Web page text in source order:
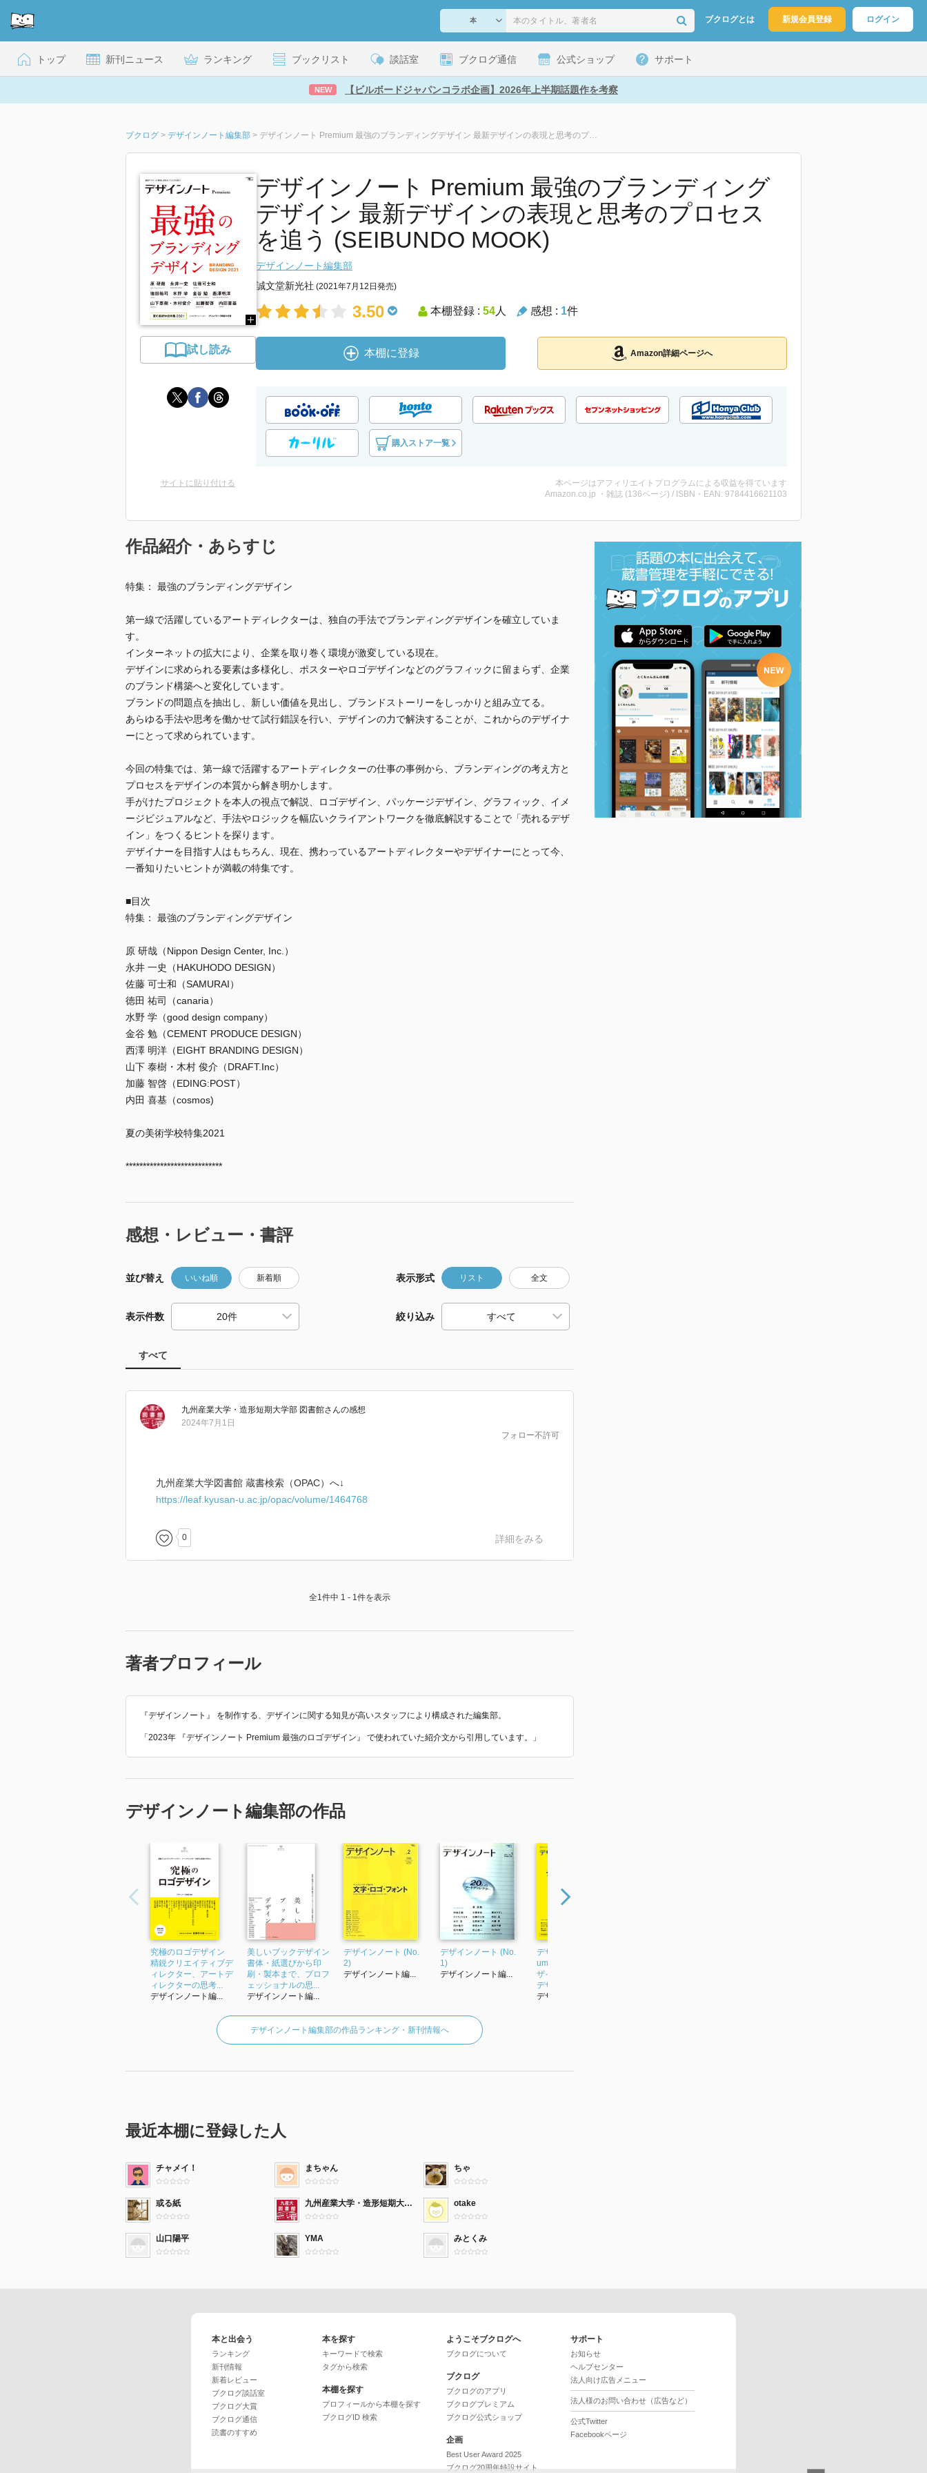
ブクログとは 新規会員登録 ログイン
トップ 新刊ニュース ランキング ブックリスト 談話室 ブクログ通信 公式ショップ サポート
NEW 【ビルボードジャパンコラボ企画】2026年上半期話題作を考察
ブクログ > デザインノート編集部 > デザインノート Premium 最強のブランディングデザイン 最新デザインの表現と思考のプロセスを追う
試し読み
デザインノート Premium 最強のブランディング
デザイン 最新デザインの表現と思考のプロセス
を追う (SEIBUNDO MOOK)
デザインノート編集部
誠文堂新光社 (2021年7月12日発売)
3.50 本棚登録 : 54人 感想 : 1件
本棚に登録 Amazon詳細ページへ
購入ストア一覧
サイトに貼り付ける
本ページはアフィリエイトプログラムによる収益を得ています
Amazon.co.jp ・雑誌 (136ページ) / ISBN・EAN: 9784416621103
作品紹介・あらすじ
特集： 最強のブランディングデザイン
第一線で活躍しているアートディレクターは、独自の手法でブランディングデザインを確立していま
す。
インターネットの拡大により、企業を取り巻く環境が激変している現在。
デザインに求められる要素は多様化し、ポスターやロゴデザインなどのグラフィックに留まらず、企業
のブランド構築へと変化しています。
ブランドの問題点を抽出し、新しい価値を見出し、ブランドストーリーをしっかりと組み立てる。
あらゆる手法や思考を働かせて試行錯誤を行い、デザインの力で解決することが、これからのデザイナ
ーにとって求められています。
今回の特集では、第一線で活躍するアートディレクターの仕事の事例から、ブランディングの考え方と
プロセスをデザインの本質から解き明かします。
手がけたプロジェクトを本人の視点で解説、ロゴデザイン、パッケージデザイン、グラフィック、イメ
ージビジュアルなど、手法やロジックを幅広いクライアントワークを徹底解説することで「売れるデザ
イン」をつくるヒントを探ります。
デザイナーを目指す人はもちろん、現在、携わっているアートディレクターやデザイナーにとって今、
一番知りたいヒントが満載の特集です。
■目次
特集： 最強のブランディングデザイン
原 研哉（Nippon Design Center, Inc.）
永井 一史（HAKUHODO DESIGN）
佐藤 可士和（SAMURAI）
徳田 祐司（canaria）
水野 学（good design company）
金谷 勉（CEMENT PRODUCE DESIGN）
西澤 明洋（EIGHT BRANDING DESIGN）
山下 泰樹・木村 俊介（DRAFT.Inc）
加藤 智啓（EDING:POST）
内田 喜基（cosmos)
夏の美術学校特集2021
****************************
感想・レビュー・書評
並び替え いいね順 新着順 表示形式 リスト 全文
表示件数 絞り込み
すべて
九州産業大学・造形短期大学部 図書館さんの感想
フォロー不許可
2024年7月1日
九州産業大学図書館 蔵書検索（OPAC）へ↓
https://leaf.kyusan-u.ac.jp/opac/volume/1464768
0 詳細をみる
全1件中 1 - 1件を表示
著者プロフィール
『デザインノート』 を制作する、デザインに関する知見が高いスタッフにより構成された編集部。
「2023年 『デザインノート Premium 最強のロゴデザイン』 で使われていた紹介文から引用しています。」
デザインノート編集部の作品
究極のロゴデザイン
精鋭クリエイティブデ
ィレクター、アートデ
ィレクターの思考...
デザインノート編...
美しいブックデザイン
書体・紙選びから印
刷・製本まで、プロフ
ェッショナルの思...
デザインノート編...
デザインノート (No.
2)
デザインノート編...
デザインノート (No.
1)
デザインノート編...
デザインノート Premi
um 今さら聞けない デ
ザインのきほん 最新
デザ...
デザインノート編...
デザインノート編集部の作品ランキング・新刊情報へ
最近本棚に登録した人
チャメイ！ まちゃん ちゃ
或る紙 九州産業大学・造形短期大学部 図書館 otake
山口陽平 YMA みとくみ
本と出会う
ランキング
新刊情報
新着レビュー
ブクログ談話室
ブクログ大賞
ブクログ通信
読書のすすめ
本を探す
キーワードで検索
タグから検索
本棚を探す
プロフィールから本棚を探す
ブクログID 検索
ようこそブクログへ
ブクログについて
ブクログ
ブクログのアプリ
ブクログプレミアム
ブクログ公式ショップ
企画
Best User Award 2025
ブクログ20周年特設サイト
サポート
お知らせ
ヘルプセンター
法人向け広告メニュー
法人様のお問い合わせ（広告など）
公式Twitter
Facebookページ